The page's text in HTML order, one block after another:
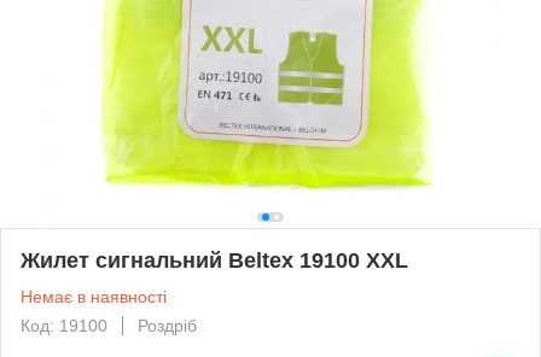
Жилет сигнальний Beltex 19100 XXL
Немає в наявності
Код: 19100
Роздріб